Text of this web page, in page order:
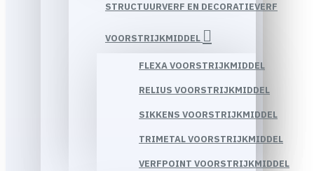
STRUCTUURVERF EN DECORATIEVERF
VOORSTRIJKMIDDEL
FLEXA VOORSTRIJKMIDDEL
RELIUS VOORSTRIJKMIDDEL
SIKKENS VOORSTRIJKMIDDEL
TRIMETAL VOORSTRIJKMIDDEL
VERFPOINT VOORSTRIJKMIDDEL